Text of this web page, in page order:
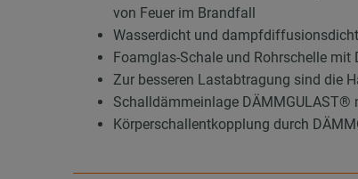
von Feuer im Brandfall
Wasserdicht und
Foamglas-Schale und Rohrschelle
Zur besseren Lastabtragung sind die
Schalldämmeinlage DÄMMGULAST®
Körperschallentkopplung durch